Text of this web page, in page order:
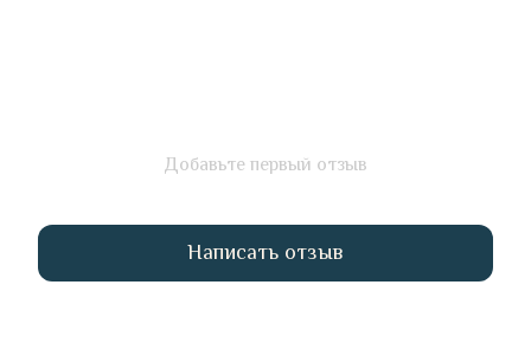
Добавьте первый отзыв
Написать отзыв